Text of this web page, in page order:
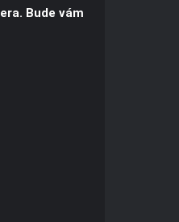
Bude vám